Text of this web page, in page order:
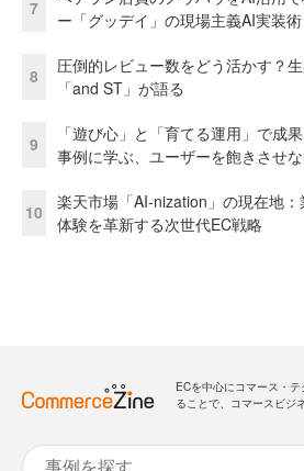
7
ー「グッデイ」の現場主義AI実装術
8
圧倒的レビュー数をどう活かす？
「and ST」が語る
9
「遊び心」と「育てる運用」で成
事例に学ぶ、ユーザーを飽きさせ
10
楽天市場「AI-nization」の現在地
体験を革新する次世代EC戦略
ECを中心にコマース・
ることで、コマースビジ